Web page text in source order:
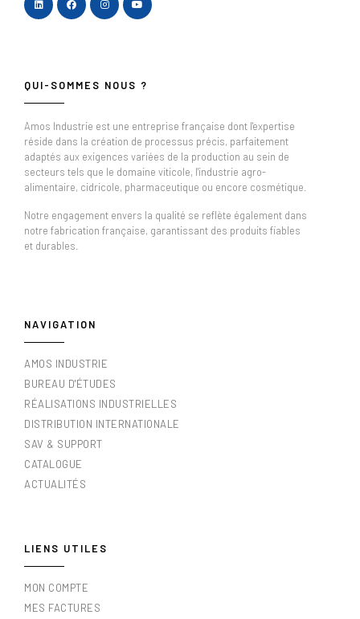
QUI-SOMMES NOUS ?
Amos Industrie est une entreprise française dont l'expertise
réside dans la création de processus précis, parfaitement
adaptés aux exigences variées de la production au sein de
secteurs tels que le domaine viticole, l'industrie agro-
alimentaire, cidricole, pharmaceutique ou encore cosmétique.
Notre engagement envers la qualité se reflète également dans
notre fabrication française, garantissant des produits fiables
et durables.
NAVIGATION
AMOS INDUSTRIE
BUREAU D'ÉTUDES
RÉALISATIONS INDUSTRIELLES
DISTRIBUTION INTERNATIONALE
SAV & SUPPORT
CATALOGUE
ACTUALITÉS
LIENS UTILES
MON COMPTE
MES FACTURES